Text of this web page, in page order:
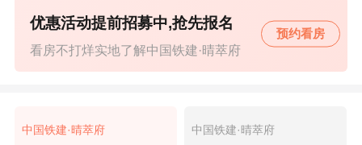
看房不打烊实地了解中国铁建·晴萃府
优惠活动提前招募中,抢先报名
预约看房
中国铁建·晴萃府
中国铁建·晴萃府